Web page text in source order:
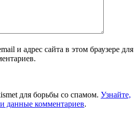
и адрес сайта в этом браузере для
для борьбы со спамом. Узнайте,
данные комментариев.